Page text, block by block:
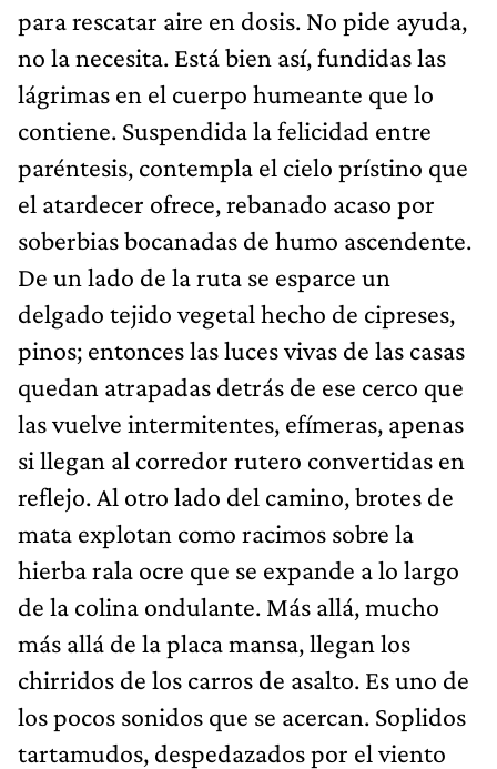
para rescatar aire en dosis. No pide ayuda,
no la necesita. Está bien así, fundidas las
lágrimas en el cuerpo humeante que lo
contiene. Suspendida la felicidad entre
paréntesis, contempla el cielo prístino que
el atardecer ofrece, rebanado acaso por
soberbias bocanadas de humo ascendente.
De un lado de la ruta se esparce un
delgado tejido vegetal hecho de cipreses,
pinos; entonces las luces vivas de las casas
quedan atrapadas detrás de ese cerco que
las vuelve intermitentes, efímeras, apenas
si llegan al corredor rutero convertidas en
reflejo. Al otro lado del camino, brotes de
mata explotan como racimos sobre la
hierba rala ocre que se expande a lo largo
de la colina ondulante. Más allá, mucho
más allá de la placa mansa, llegan los
chirridos de los carros de asalto. Es uno de
los pocos sonidos que se acercan. Soplidos
tartamudos, despedazados por el viento